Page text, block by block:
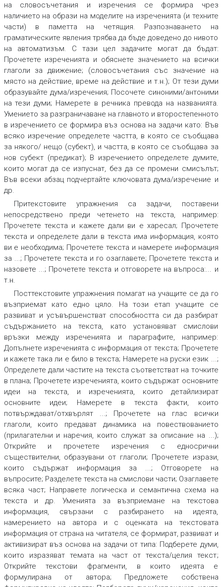
на словосъчетания и изречения се формира чрез
наличието на образи на моделите на изреченията (и техните
части) в паметта на четящия. Разпознаването на
граматическите явления трябва да бъде доведено до нивото
на автоматизъм. С тази цел задачите могат да бъдат:
Прочетете изреченията и обяснете значението на всички
глаголи за движение; (словосъчетания със значение на
място на действие, време на действие и т.н.); От тези думи
образувайте дума/изречения; Посочете синоними/антоними
на тези думи; Намерете в речника превода на названията.
Умението за разграничаване на главното и второстепенното
в изречението се формира въз основа на задачи като: Във
всяко изречение определете частта, в която се съобщава
за някого/ нещо (субект), и частта, в която се съобщава за
нов субект (предикат); В изречението определете думите,
които могат да се изпуснат, без да се промени смисълът;
Във всеки абзац подчертайте ключовата дума/изречение и
др.
Притекстовите упражнения са задачи, поставени
непосредствено преди четенето на текста, например:
Прочетете текста и кажете дали ви е харесал; Прочетете
текста и определете дали в текста има информация, която
ви е необходима; Прочетете текста и намерете информация
за ...; Прочетете текста и го озаглавете; Прочетете текста и
назовете ...; Прочетете текста и отговорете на въпроса:... и
т.н.
Посттекстовите упражнения помагат на учащите се да го
възприемат като едно цяло. На този етап учащите се
развиват и усъвършенстват способността си да разбират
съдържанието на текста, като установяват смислови
връзки между изреченията и параграфите, например:
Допълнете изреченията с информация от текста; Прочетете
и кажете така ли е било в текста; Намерете на руски език ...;
Определете дали частите на текста съответстват на точките
в плана; Прочетете изреченията, които съдържат основните
идеи на текста, и изреченията, които детайлизират
основните идеи; Намерете в текста факти, които
потвърждават/отхвърлят ...; Прочетете на глас всички
глаголи, които предават динамика на повествованието
(прилагателни и наречия, които служат за описание на ...);
Открийте и прочетете изречения с едносрични
съществителни, образувани от глаголи; Прочетете изрази,
които съдържат информация за ...; Отговорете на
въпросите; Разделете текста на смислови части; Озаглавете
всяка част; Направете логическа и семантична схема на
текста и др. Уменията за възприемане на текстова
информация, свързани с разбирането на идеята,
намерението на автора и с оценката на текстовата
информация от страна на читателя, се формират, развиват и
активизират въз основа на задачи от типа: Подберете думи,
които изразяват темата на част от текста/целия текст;
Открийте текстови фрагменти, в които идеята е
формулирана от автора; Предложете собствена